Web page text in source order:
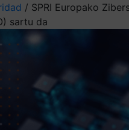
/ SPRI Europako
sartu da